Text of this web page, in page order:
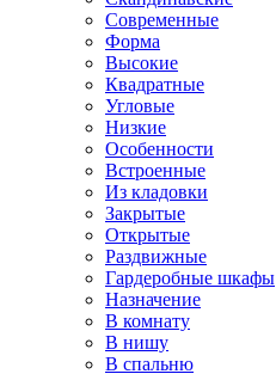
Современные
Форма
Высокие
Квадратные
Угловые
Низкие
Особенности
Встроенные
Из кладовки
Закрытые
Открытые
Раздвижные
Гардеробные шкафы
Назначение
В комнату
В нишу
В спальню